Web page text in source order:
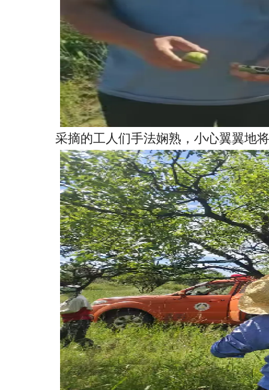
采摘的工人们手法娴熟，小心翼翼地